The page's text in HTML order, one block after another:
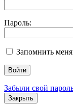
Пароль:
Запомнить меня
Забыли свой
Закрыть